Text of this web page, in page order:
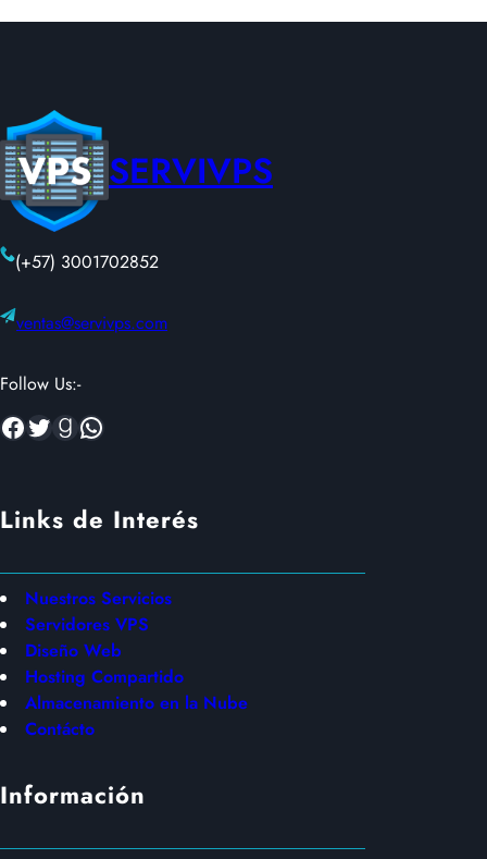
SERVIVPS
(+57) 3001702852
ventas@servivps.com
Follow Us:-
Facebook Twitter Goodreads WhatsApp
Links de Interés
Nuestros Servicios
Servidores VPS
Diseño Web
Hosting Compartido
Almacenamiento en la Nube
Contácto
Información